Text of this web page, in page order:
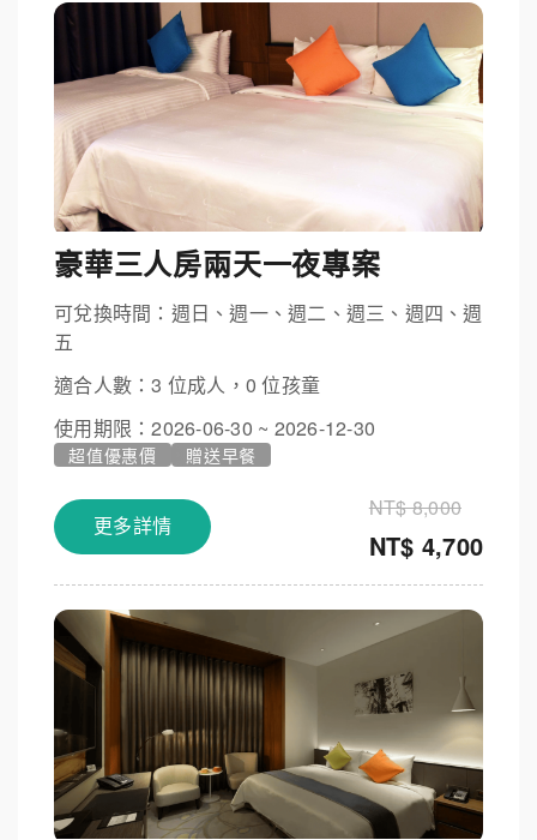
豪華三人房兩天一夜專案
可兌換時間：週日、週一、週二、週三、週四、週
五
適合人數：3 位成人，0 位孩童
使用期限：2026-06-30 ~ 2026-12-30
超值優惠價 贈送早餐
NT$ 8,000
NT$ 4,700
更多詳情